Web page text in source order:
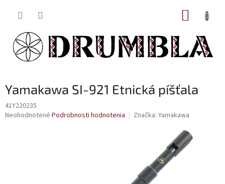
Yamakawa SI-921 Etnická píšťala
41Y220235
Priemerné
Neohodnotené Podrobnosti hodnotenia Značka: Yamakawa